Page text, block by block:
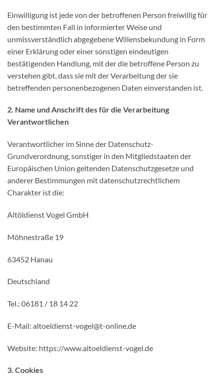
Einwilligung ist jede von der betroffenen Person freiwillig für
den bestimmten Fall in informierter Weise und
unmissverständlich abgegebene Willensbekundung in Form
einer Erklärung oder einer sonstigen eindeutigen
bestätigenden Handlung, mit der die betroffene Person zu
verstehen gibt, dass sie mit der Verarbeitung der sie
betreffenden personenbezogenen Daten einverstanden ist.
2. Name und Anschrift des für die Verarbeitung
Verantwortlichen
Verantwortlicher im Sinne der Datenschutz-
Grundverordnung, sonstiger in den Mitgliedstaaten der
Europäischen Union geltenden Datenschutzgesetze und
anderer Bestimmungen mit datenschutzrechtlichem
Charakter ist die:
Altöldienst Vogel GmbH
Möhnestraße 19
63452 Hanau
Deutschland
Tel.: 06181 / 18 14 22
E-Mail: altoeldienst-vogel@t-online.de
Website: https://www.altoeldienst-vogel.de
3. Cookies